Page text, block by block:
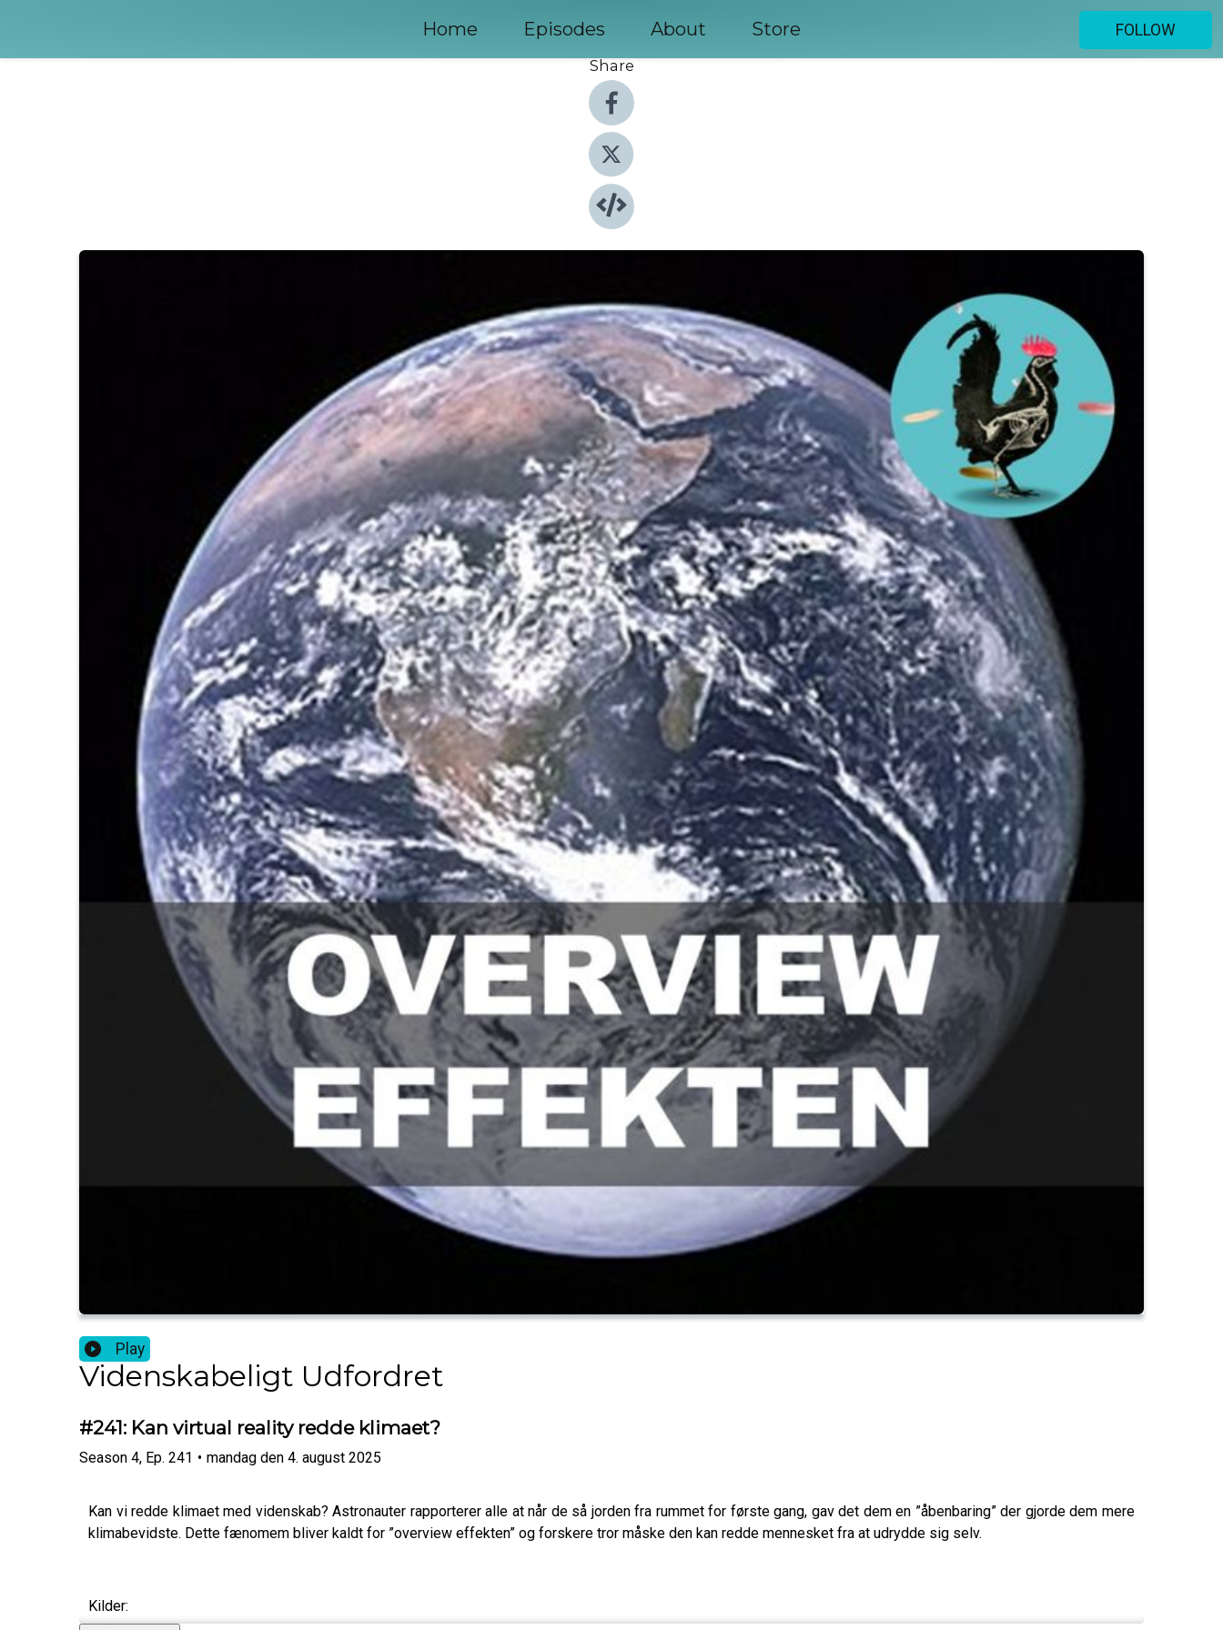
Home Episodes About Store
FOLLOW
Share
Play
Videnskabeligt Udfordret
#241: Kan virtual reality redde klimaet?
Season 4, Ep. 241 • mandag den 4. august 2025
Kan vi redde klimaet med videnskab? Astronauter rapporterer alle at når de så jorden fra rummet for første gang, gav det dem en ”åbenbaring” der gjorde dem mere
klimabevidste. Dette fænomem bliver kaldt for ”overview effekten” og forskere tror måske den kan redde mennesket fra at udrydde sig selv.
Kilder: